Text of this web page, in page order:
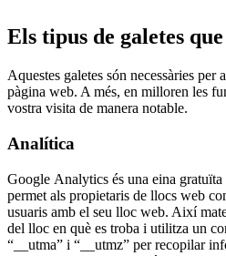
Els tipus de galetes
Aquestes galetes són necessàries
pàgina web. A més, en milloren les
vostra visita de manera notable.
Analítica
Google Analytics és una eina
permet als propietaris de llocs web
usuaris amb el seu lloc web. Així
del lloc en què es troba i utilitza un
“__utma” i “__utmz” per recopilar